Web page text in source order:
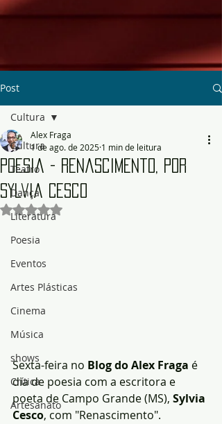
Post
Cultura
Teatro
Dança
Literatura
Poesia
Eventos
Artes Plásticas
Cinema
Música
shows
Crítica
Artesanato
Cultura
Poesia - Renascimento, por
Sylvia Cesco
Alex Fraga
1 de ago. de 2025 1 min de leitura
Avaliado com NaN de 5 estrelas.
Sexta-feira no Blog do Alex Fraga é
dia de poesia com a escritora e
poeta de Campo Grande (MS), Sylvia
Cesco, com "Renascimento".